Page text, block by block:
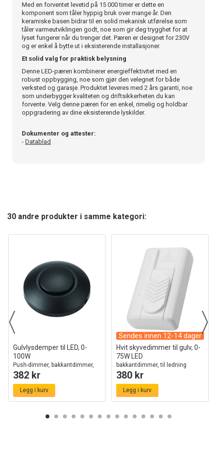
Med en forventet levetid på 15 000 timer er dette en
komponent som tåler hyppig bruk over mange år. Den
keramiske basen bidrar til en solid mekanisk utførelse som
tåler varmeutviklingen godt, noe som gir deg trygghet for at
lyset fungerer når du trenger det. Pæren er designet for 230V
og er enkel å bytte ut i eksisterende installasjoner.
Et solid valg for praktisk belysning
Denne LED-pæren kombinerer energieffektivitet med en
robust oppbygging, noe som gjør den velegnet for både
verksted og garasje. Produktet leveres med 2 års garanti, noe
som underbygger kvaliteten og driftsikkerheten du kan
forvente. Velg denne pæren for en enkel, rimelig og holdbar
oppgradering av dine eksisterende lyskilder.
Dokumenter og attester:
- Datablad
30 andre produkter i samme kategori:
Gulvlysdemper til LED, 0-
100W
Push-dimmer, bakkantdimmer,
sort
382 kr
Legg i kurv
Sendes innen 12-14 dager
Hvit skyvedimmer til gulv, 0-
75W LED
bakkantdimmer, til ledning
380 kr
Legg i kurv